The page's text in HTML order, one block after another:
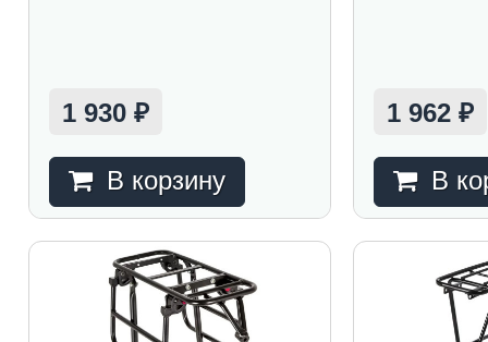
1 930 ₽
В корзину
1 962₽
В